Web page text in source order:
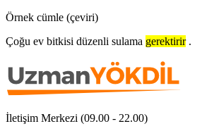
Örnek cümle (çeviri)
Çoğu ev bitkisi düzenli sulama gerektirir .
İletişim Merkezi (09.00 - 22.00)